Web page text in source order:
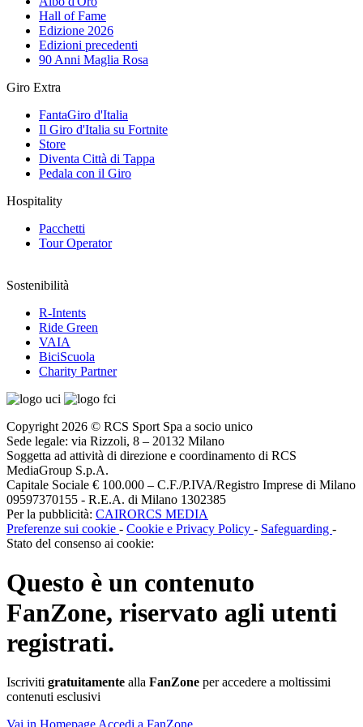
Hall of Fame
Edizione 2026
Edizioni precedenti
90 Anni Maglia Rosa
Giro Extra
FantaGiro d'Italia
Il Giro d'Italia su Fortnite
Store
Diventa Città di Tappa
Pedala con il Giro
Hospitality
Pacchetti
Tour Operator
Sostenibilità
R-Intents
Ride Green
VAIA
BiciScuola
Charity Partner
Copyright 2026 © RCS Sport Spa a socio unico
Sede legale: via Rizzoli, 8 – 20132 Milano
Soggetta ad attività di direzione e coordinamento di RCS
MediaGroup S.p.A.
Capitale Sociale € 100.000 – C.F./P.IVA/Registro Imprese di Milano
09597370155 - R.E.A. di Milano 1302385
Per la pubblicità: CAIRORCS MEDIA
Preferenze sui cookie - Cookie e Privacy Policy - Safeguarding -
Stato del consenso ai cookie:
Questo è un contenuto
FanZone, riservato agli utenti
registrati.
Iscriviti gratuitamente alla FanZone per accedere a moltissimi
contenuti esclusivi